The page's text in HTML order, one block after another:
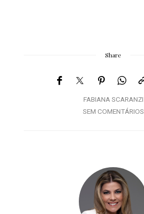
Share
FABIANA SCARANZI
SEM COMENTÁRIOS